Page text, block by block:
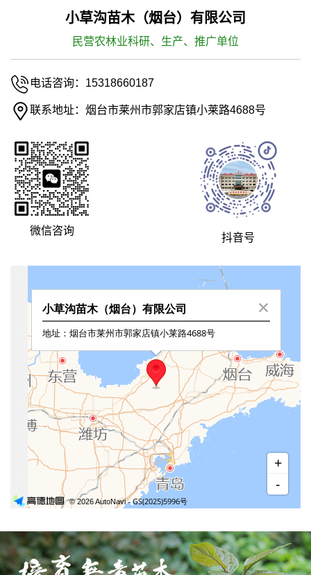
小草沟苗木（烟台）有限公司
民营农林业科研、生产、推广单位
电话咨询：15318660187
联系地址：烟台市莱州市郭家店镇小莱路4688号
微信咨询
抖音号